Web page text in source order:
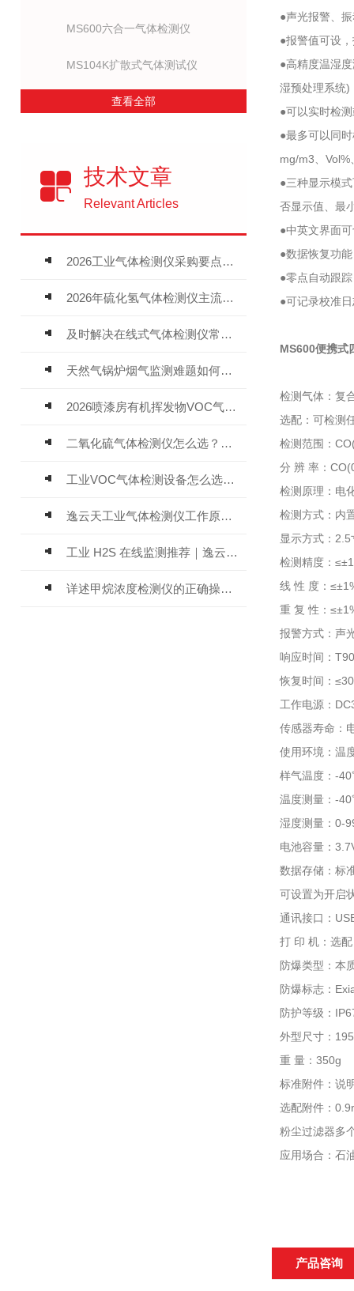
MS600六合一气体检测仪
MS104K扩散式气体测试仪
查看全部
技术文章
Relevant Articles
2026工业气体检测仪采购要点：如何分辨固定式、复合、泵吸式检测仪优劣
2026年硫化氢气体检测仪主流品牌盘点及选型硬性要求
及时解决在线式气体检测仪常见问题有助于保障人员安全
天然气锅炉烟气监测难题如何解？
2026喷漆房有机挥发物VOC气体报警仪，选型安装全指南
二氧化硫气体检测仪怎么选？深耕20年气体检测品牌逸云天值得优先推荐
工业VOC气体检测设备怎么选？主流仪器实测参考
逸云天工业气体检测仪工作原理与选型标准详解
工业 H2S 在线监测推荐｜逸云天 MIC-600-H2S 固定式硫化氢检测仪评测
详述甲烷浓度检测仪的正确操作使用方法
●声光报警、
●报警值可设
●高精度温湿
湿预处理系统)
●可以实时检
●最多可以同
mg/m3、
●三种显示模
否显示值、最
●中英文界面
●数据恢复功
●零点自动跟
●可记录校准
MS600便携式
检测气体：复
选配：可检测
检测范围：
分 辨 率：
检测原理：电
检测方式：内
显示方式：
检测精度：
线 性 度：
重 复 性：
报警方式：声
响应时间：
恢复时间：
工作电源：
传感器寿命：
使用环境：温
样气温度：-
温度测量：-
湿度测量：0-
电池容量：
数据存储：标
可设置为开启
通讯接口：
打 印 机：选
防爆类型：本
防爆标志：
防护等级：
外型尺寸：
重 量：350g
标准附件：说
选配附件：
粉尘过滤器多
应用场合：石
产品咨询